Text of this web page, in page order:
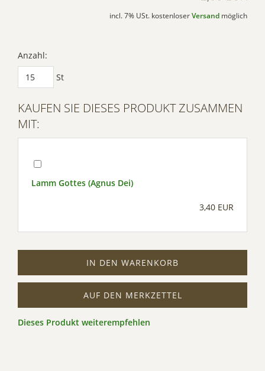
incl. 7% USt. kostenloser Versand möglich
Anzahl:
St
KAUFEN SIE DIESES PRODUKT ZUSAMMEN
MIT:
Lamm Gottes (Agnus Dei)
3,40 EUR
IN DEN WARENKORB
AUF DEN MERKZETTEL
Dieses Produkt weiterempfehlen